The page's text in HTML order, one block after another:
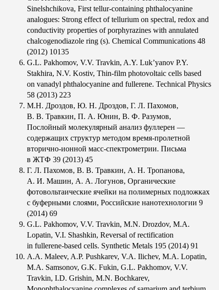
Sinelshchikova, First tellur-containing phthalocyanine
analogues: Strong effect of tellurium on spectral, redox and
conductivity properties of porphyrazines with annulated
chalcogenodiazole ring (s). Chemical Communications 48
(2012) 10135
G.L. Pakhomov, V.V. Travkin, A.Y. Luk’yanov P.Y.
Stakhira, N.V. Kostiv, Thin-film photovoltaic cells based
on vanadyl phthalocyanine and fullerene. Technical Physics
58 (2013) 223
М.Н. Дроздов, Ю. Н. Дроздов, Г. Л. Пахомов,
В. В. Травкин, П. А. Юнин, В. Ф. Разумов,
Послойный молекулярный анализ фуллерен —
содержащих структур методом время-пролетной
вторично-ионной масс-спектрометрии. Письма
в ЖТФ 39 (2013) 45
Г. Л. Пахомов, В. В. Травкин, А. Н. Тропанова,
А. И. Машин, А. А. Логунов, Органические
фотовольтаические ячейки на полимерных подложках
c буферными слоями, Российские нанотехнологии 9
(2014) 69
G.L. Pakhomov, V.V. Travkin, M.N. Drozdov, M.A.
Lopatin, V.I. Shashkin, Reversal of rectification
in fullerene-based cells. Synthetic Metals 195 (2014) 91
A.A. Maleev, A.P. Pushkarev, V.A. Ilichev, M.A. Lopatin,
M.A. Samsonov, G.K. Fukin, G.L. Pakhomov, V.V.
Travkin, I.D. Grishin, M.N. Bochkarev,